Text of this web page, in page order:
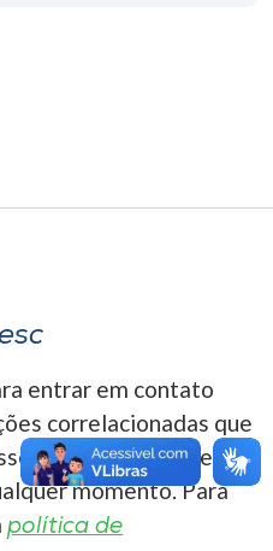
entrar em contato
correlacionadas que
Você pode cancelar o
momento. Para
política de